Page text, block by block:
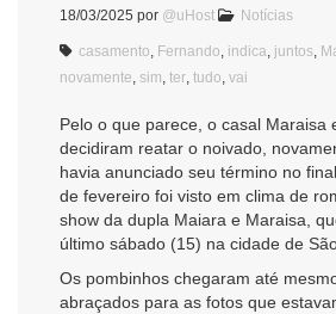
18/03/2025 por @uHost Notícias
casamento Fernando indica juntos
novamente sim ter tudo vai
Pelo o que parece, o casal Maraisa
decidiram reatar o noivado,
havia anunciado seu término no
de fevereiro foi visto em clima de
show da dupla Maiara e Maraisa,
último sábado (15) na cidade de
Os pombinhos chegaram até
abraçados para as fotos que